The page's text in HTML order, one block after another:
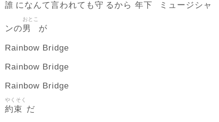
誰 になんて言われても守 るから 年下 ミュージシャ
ンの男
おとこ
が
Rainbow Bridge
Rainbow Bridge
Rainbow Bridge
約束
やくそく
だ